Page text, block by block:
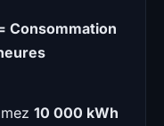
Consommation
10 000 kWh